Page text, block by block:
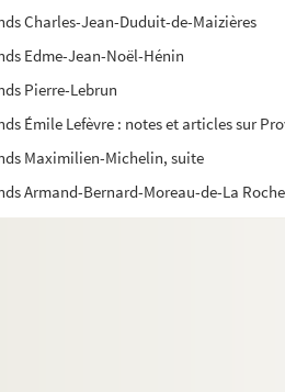
Charles-Jean-Duduit-de-Maizières
Edme-Jean-Noël-Hénin
Pierre-Lebrun
Émile Lefèvre : notes et articles sur
Maximilien-Michelin, suite
Armand-Bernard-Moreau-de-La